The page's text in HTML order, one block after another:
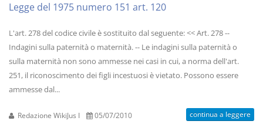
Legge del 1975 numero 151 art. 120
L'art. 278 del codice civile è sostituito dal seguente: << Art. 278 --
Indagini sulla paternità o maternità. -- Le indagini sulla paternità o
sulla maternità non sono ammesse nei casi in cui, a norma dell'art.
251, il riconoscimento dei figli incestuosi è vietato. Possono essere
ammesse dal...
Redazione WikiJus I 05/07/2010 continua a leggere